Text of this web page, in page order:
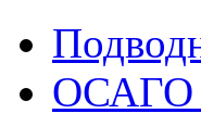
ОСАГО